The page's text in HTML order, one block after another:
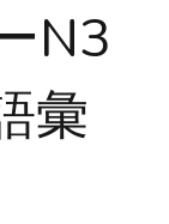
N3
彙